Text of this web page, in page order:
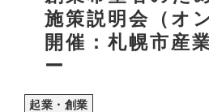
施策説明会（オ
開催：札幌市産
ー
起業・創業